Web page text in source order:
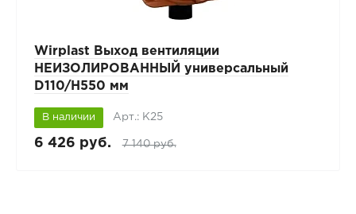
Wirplast Выход вентиляции
НЕИЗОЛИРОВАННЫЙ универсальный
D110/H550 мм
В наличии Арт.: К25
6 426 руб. 7 140 руб.